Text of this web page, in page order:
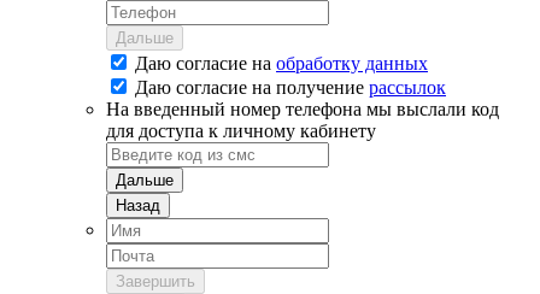
Дальше
Даю согласие на обработку данных
Даю согласие на получение рассылок
На введенный номер телефона мы выслали код
для доступа к личному кабинету
Дальше
Назад
Завершить